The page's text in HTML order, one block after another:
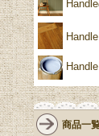
靴箱
スリ
ミッ
脚の
ター
チェ
リリ
アン
ウォ
商品一